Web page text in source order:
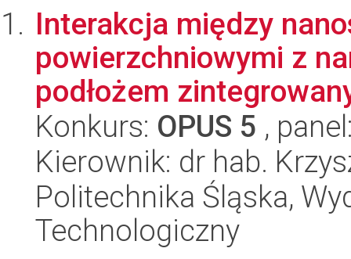
Interakcja między
powierzchniowymi z
podłożem
Konkurs: OPUS 5 ,
Kierownik: dr hab.
Politechnika Śląska,
Technologiczny